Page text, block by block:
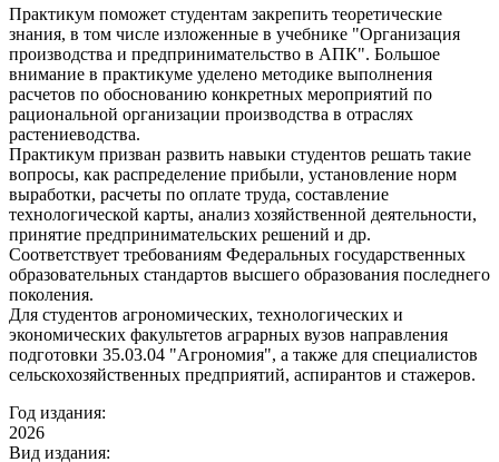
Практикум поможет студентам закрепить теоретические
знания, в том числе изложенные в учебнике "Организация
производства и предпринимательство в АПК". Большое
внимание в практикуме уделено методике выполнения
расчетов по обоснованию конкретных мероприятий по
рациональной организации производства в отраслях
растениеводства.
Практикум призван развить навыки студентов решать такие
вопросы, как распределение прибыли, установление норм
выработки, расчеты по оплате труда, составление
технологической карты, анализ хозяйственной деятельности,
принятие предпринимательских решений и др.
Соответствует требованиям Федеральных государственных
образовательных стандартов высшего образования последнего
поколения.
Для студентов агрономических, технологических и
экономических факультетов аграрных вузов направления
подготовки 35.03.04 "Агрономия", а также для специалистов
сельскохозяйственных предприятий, аспирантов и стажеров.
Год издания:
2026
Вид издания: